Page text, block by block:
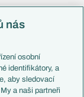
nás
osobní
identifikátory, a
aby sledovací
a naši partneři